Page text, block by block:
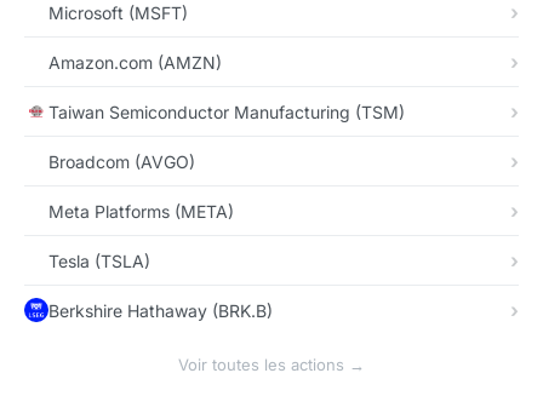
Microsoft (MSFT)
Amazon.com (AMZN)
Taiwan Semiconductor Manufacturing (TSM)
Broadcom (AVGO)
Meta Platforms (META)
Tesla (TSLA)
Berkshire Hathaway (BRK.B)
Voir toutes les actions →